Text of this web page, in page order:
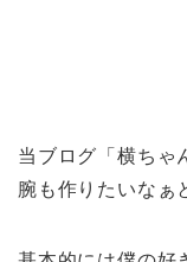
当ブログ「横ちゃ
腕も作りたいなぁ